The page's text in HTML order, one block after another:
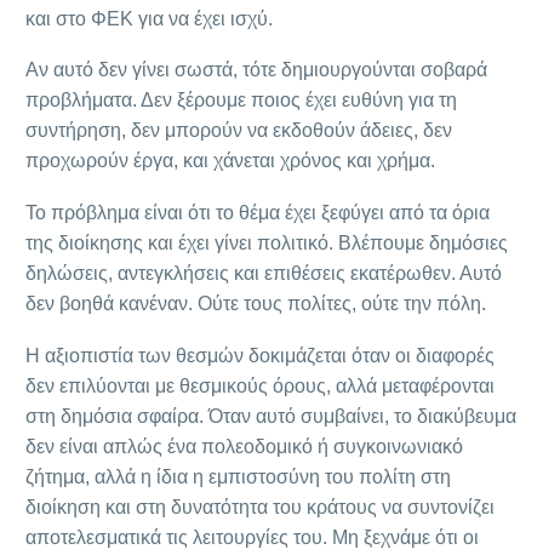
και στο ΦΕΚ για να έχει ισχύ.
Αν αυτό δεν γίνει σωστά, τότε δημιουργούνται σοβαρά
προβλήματα. Δεν ξέρουμε ποιος έχει ευθύνη για τη
συντήρηση, δεν μπορούν να εκδοθούν άδειες, δεν
προχωρούν έργα, και χάνεται χρόνος και χρήμα.
Το πρόβλημα είναι ότι το θέμα έχει ξεφύγει από τα όρια
της διοίκησης και έχει γίνει πολιτικό. Βλέπουμε δημόσιες
δηλώσεις, αντεγκλήσεις και επιθέσεις εκατέρωθεν. Αυτό
δεν βοηθά κανέναν. Ούτε τους πολίτες, ούτε την πόλη.
Η αξιοπιστία των θεσμών δοκιμάζεται όταν οι διαφορές
δεν επιλύονται με θεσμικούς όρους, αλλά μεταφέρονται
στη δημόσια σφαίρα. Όταν αυτό συμβαίνει, το διακύβευμα
δεν είναι απλώς ένα πολεοδομικό ή συγκοινωνιακό
ζήτημα, αλλά η ίδια η εμπιστοσύνη του πολίτη στη
διοίκηση και στη δυνατότητα του κράτους να συντονίζει
αποτελεσματικά τις λειτουργίες του. Μη ξεχνάμε ότι οι